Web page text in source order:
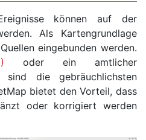
können auf der
Als Kartengrundlage
eingebunden werden.
oder ein amtlicher
sind die gebräuchlichsten
bietet den Vorteil, dass
oder korrigiert werden